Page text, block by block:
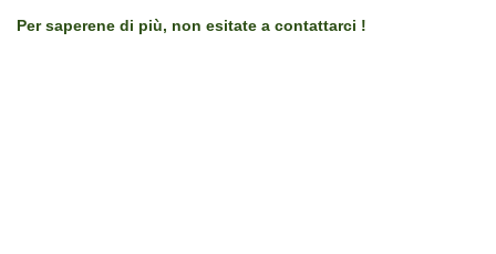
Per saperene di più, non esitate a contattarci !